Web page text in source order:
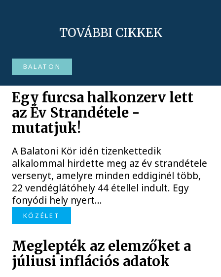
TOVÁBBI CIKKEK
BALATON
Egy furcsa halkonzerv lett
az Év Strandétele -
mutatjuk!
A Balatoni Kör idén tizenkettedik
alkalommal hirdette meg az év strandétele
versenyt, amelyre minden eddiginél több,
22 vendéglátóhely 44 étellel indult. Egy
fonyódi hely nyert...
KÖZÉLET
Meglepték az elemzőket a
júliusi inflációs adatok